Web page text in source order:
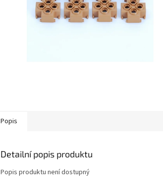
Popis
Detailní popis produktu
Popis produktu není dostupný